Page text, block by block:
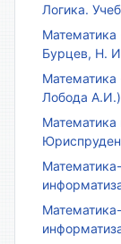
Логика.
Бурцев, Н.
Математика
Лобода А.И.)
Математика